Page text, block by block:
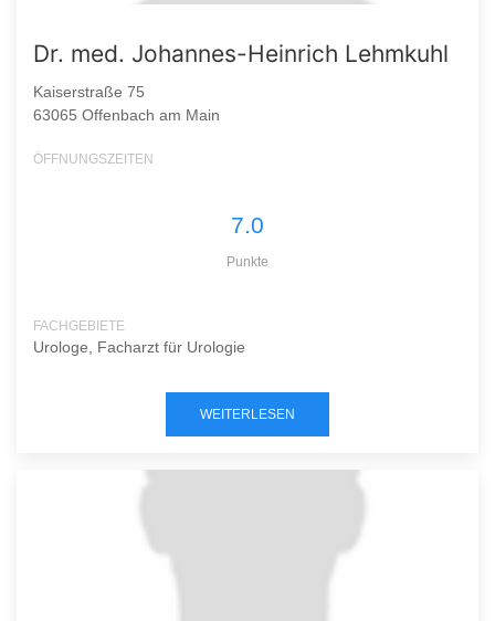
Dr. med. Johannes-Heinrich Lehmkuhl
Kaiserstraße 75
63065 Offenbach am Main
ÖFFNUNGSZEITEN
7.0
Punkte
FACHGEBIETE
Urologe, Facharzt für Urologie
WEITERLESEN